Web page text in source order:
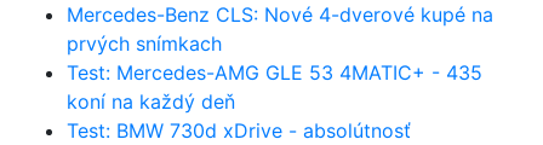
Mercedes-Benz CLS: Nové 4-dverové kupé na
prvých snímkach
Test: Mercedes-AMG GLE 53 4MATIC+ - 435
koní na každý deň
Test: BMW 730d xDrive - absolútnosť